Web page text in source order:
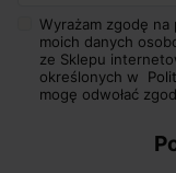
Wyrażam zgodę na
moich danych
ze Sklepu
określonych w
mogę odwołać